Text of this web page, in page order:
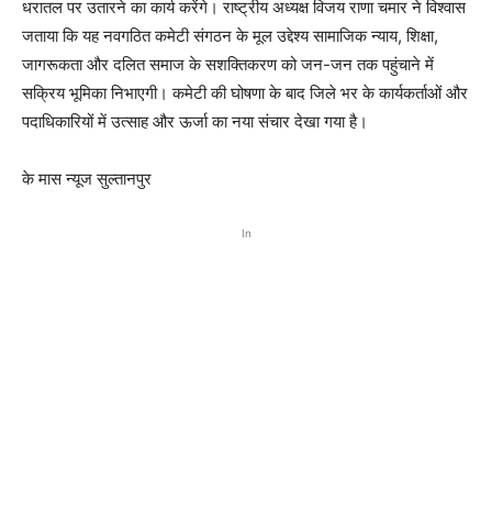
धरातल पर उतारने का कार्य करेंगे। राष्ट्रीय अध्यक्ष विजय राणा चमार ने विश्वास
जताया कि यह नवगठित कमेटी संगठन के मूल उद्देश्य सामाजिक न्याय, शिक्षा,
जागरूकता और दलित समाज के सशक्तिकरण को जन-जन तक पहुंचाने में
सक्रिय भूमिका निभाएगी। कमेटी की घोषणा के बाद जिले भर के कार्यकर्ताओं और
पदाधिकारियों में उत्साह और ऊर्जा का नया संचार देखा गया है।
के मास न्यूज सुल्तानपुर
In